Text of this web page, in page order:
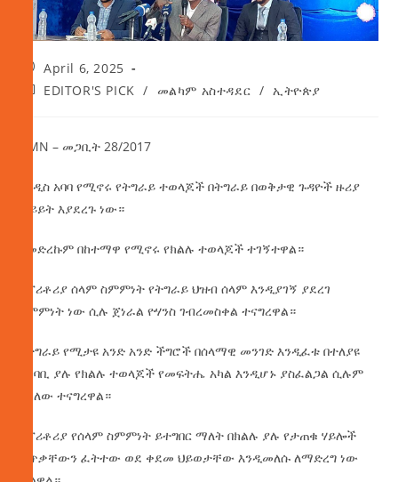
April 6, 2025
EDITOR'S PICK / መልካም አስተዳደር / ኢትዮጵያ
AMN – መጋቢት 28/2017
በአዲስ አባባ የሚኖሩ የትግራይ ተወላጆች በትግራይ በወቅታዊ ጉዳዮች ዙሪያ
ወይይት እያደረጉ ነው።
በመድረኩም በከተማዋ የሚኖሩ የክልሉ ተወላጆች ተገኝተዋል።
የፕሪቶሪያ ሰላም ስምምነት የትግራይ ህዝብ ሰላም እንዲያገኝ ያደረገ
ስምምነት ነው ሲሉ ጀነራል ዮሃንስ ገብረመስቀል ተናግረዋል።
በትግራይ የሚታዩ አንድ አንድ ችግሮች በሰላማዊ መንገድ እንዲፈቱ በተለያዩ
አከባቢ ያሉ የክልሉ ተወላጆች የመፍትሔ አካል እንዲሆኑ ያስፈልጋል ሲሉም
አክለው ተናግረዋል።
የፕሪቶሪያ የሰላም ስምምነት ይተግበር ማለት በክልሉ ያሉ የታጠቁ ሃይሎች
ትጥቃቸውን ፈትተው ወደ ቀደመ ህይወታቸው እንዲመለሱ ለማድረግ ነው